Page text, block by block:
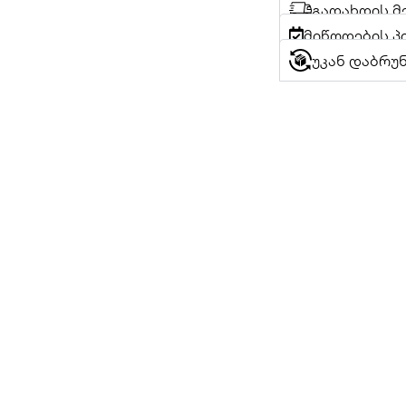
გადახდის
მიწოდების
უკან